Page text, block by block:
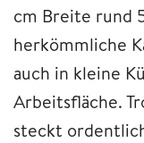
cm Breite rund
herkömmliche
auch in kleine
Arbeitsfläche.
steckt